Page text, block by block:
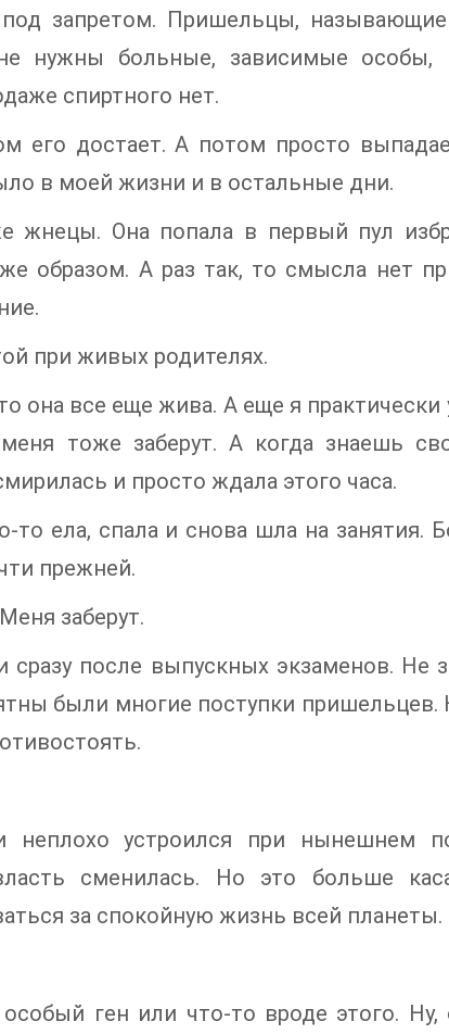
запретом. Пришельцы,
нужны больные, зависимые особы,
спиртного нет.
его достает. А потом просто
в моей жизни и в остальные дни.
жнецы. Она попала в первый пул
образом. А раз так, то смысла нет
при живых родителях.
она все еще жива. А еще я практически
тоже заберут. А когда знаешь
и просто ждала этого часа.
то ела, спала и снова шла на занятия.
прежней.
заберут.
сразу после выпускных экзаменов. Не
были многие поступки пришельцев.
неплохо устроился при нынешнем
сменилась. Но это больше
за спокойную жизнь всей планеты.
ген или что-то вроде этого.